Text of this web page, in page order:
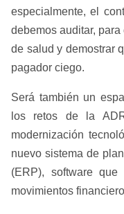
especialmente, el
debemos auditar,
de salud y demostrar
pagador ciego.
Será también un
los retos de la
modernización
nuevo sistema de
(ERP), software
movimientos